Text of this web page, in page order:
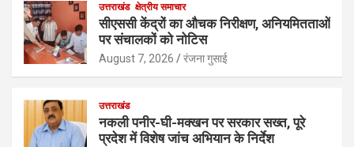
उत्तराखंड क्षेत्रीय समाचार
सीएससी केंद्रों का औचक निरीक्षण, अनियमितताओं
पर संचालकों को नोटिस
August 7, 2026 रंजना गुसाई
उत्तराखंड
नकली पनीर-घी-मक्खन पर सरकार सख्त, पूरे
प्रदेश में विशेष जांच अभियान के निर्देश